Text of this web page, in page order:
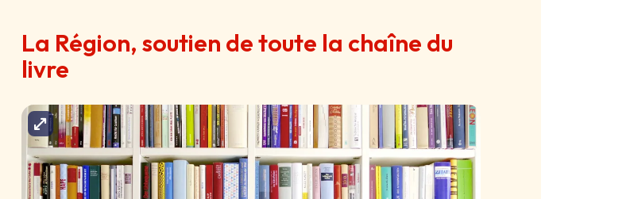
La Région, soutien de toute la chaîne du
livre
Agrandir l'image